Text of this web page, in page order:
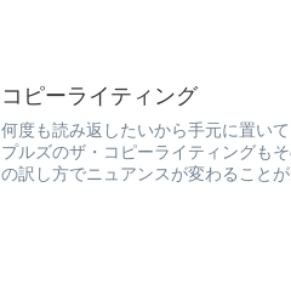
コピーライティング
何度も読み返したいから手元に置い
プルズのザ・コピーライティングもそのうちの一
の訳し方でニュアンスが変わること